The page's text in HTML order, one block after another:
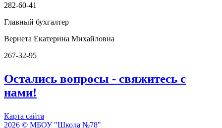
282-60-41
Главный бухгалтер
Вернета Екатерина Михайловна
267-32-95
Остались вопросы - свяжитесь с
нами!
Карта сайта
2026 © МБОУ "Школа №78"